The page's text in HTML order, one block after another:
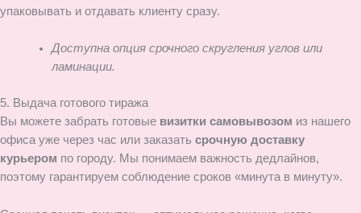
упаковывать и отдавать клиенту сразу.
Доступна опция срочного скругления углов или
ламинации.
5. Выдача готового тиража
Вы можете забрать готовые визитки самовывозом из нашего
офиса уже через час или заказать срочную доставку
курьером по городу. Мы понимаем важность дедлайнов,
поэтому гарантируем соблюдение сроков «минута в минуту».